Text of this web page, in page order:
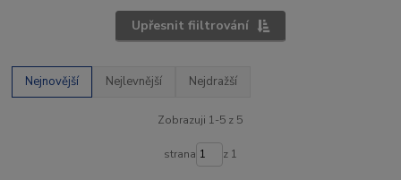
Upřesnit fiiltrování
Nejnovější Nejlevnější Nejdražší
Zobrazuji 1-5 z 5
strana z 1